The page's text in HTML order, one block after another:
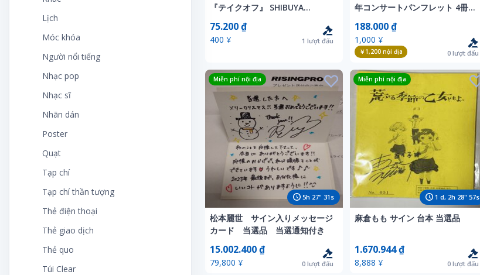
Telephone Cards
Thẻ giao dịch
Thẻ quo
Tiêu đề
Trang phục Cosplay
Truyện tranh
VCD
Vẽ minh họa
Video
Xóa tập tin
Khác
Khối, khối
Lắp ghép, Xếp hình
Máy đánh bạc
Mô hình đường sắt
Mỗi ngày
Nữ anh hùng, chơi thời trang
Pháo hoa
Phép thuật, hàng tiệc
Plarail
SF
Shokugan, bonus
Súng đồ chơi
Thiết bị sân chơi
Thẻ giao dịch
Thiết bị
Thủ công mỹ nghệ
Tiền
Vấn đề in
Vẽ tranh, cho thuê thủ công
Xe
Sở thích, thể thao, thực tế
Sống, sống, chăm sóc trẻ em
Sức khỏe và y học
Tạp chí
Truyện tranh
Văn học & Tiểu thuyết
Hoa khô
Khác
Làm vườn
Nông nghiệp
Sách liên quan
Sắp xếp hoa
Lịch
Móc khóa
Người nổi tiếng
Nhạc pop
Nhạc sĩ
Nhãn dán
Poster
Quạt
Tạp chí
Tạp chí thần tượng
Thẻ điện thoại
Thẻ giao dịch
Thẻ quo
Túi Clear
『テイクオフ』 SHIBUYA
TSUTAYA限定 B3ポスター
75.200 ₫
400 ¥ 1 lượt đấu
年コンサートパンフレット 4冊セ
ット 昭和アイドル Strawberry
time 天国のキッス プルメリアの
伝説 他
188.000 ₫
1,000 ¥
￥1,200 nội địa 0lượt đấu
5h 27"29 s
Miễn phí nội địa
松本麗世 サイン入りメッセージ
カード 当選品 当選通知付き
15.002.400 ₫
79,800 ¥ 0 lượt đấu
1 d, 2h 28" 55s
Miễn phí nội địa
麻倉もも サイン 台本 当選品
1.670.944 ₫
8,888 ¥ 0lượt đấu